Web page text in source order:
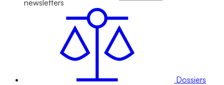
newsletters
Dossiers